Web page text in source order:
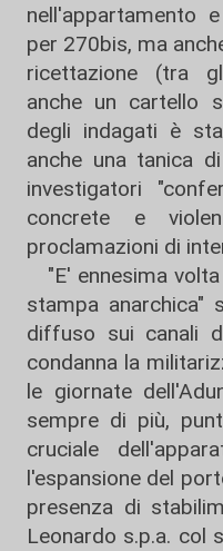
nell'appartamento
per 270bis, ma
ricettazione (tra
anche un cartello
degli indagati è
anche una tanica
investigatori
concrete e
proclamazioni di
"E' ennesima
stampa anarchica"
diffuso sui canali
condanna la
le giornate
sempre di più,
cruciale
l'espansione del
presenza di
Leonardo s.p.a. col